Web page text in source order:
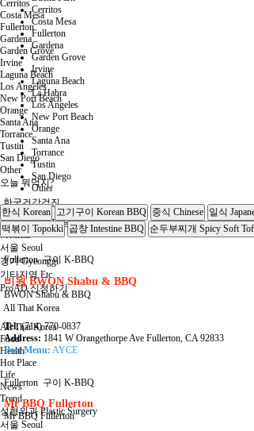
Cerritos
Costa Mesa
Fullerton
Gardena
Garden Grove
Irvine
Laguna Beach
Los Angeles
New Port Beach
Orange
Santa Ana
Torrance
Tustin
San Diego
Other
오늘 뭐먹지?
한국건강검진
한국 건강검진 종합센터 Korea
Medical
서울 Seoul
경기 Gyeonggi
기타지역 Etc
ProAD 신청하기
All That Korea
All That Korea
Food
Health
Hot Place
Life
News
Trend
성형외과 Plastic Surgery
서울 Seoul
Cerritos
Costa Mesa
Fullerton
Gardena
Garden Grove
Irvine
Laguna Beach
La Habra
Los Angeles
New Port Beach
Orange
Santa Ana
Torrance
Tustin
San Diego
Other
한식 Korean 고기구이 Korean BBQ 중식 Chinese 일식
떡볶이 Topokki 곱창 Intestine BBQ 순두부찌개 Spicy Soft
Fullerton 구이 K-BBQ
비원 BWON Shabu & BBQ
BWON Shabu & BBQ
Tel:(714) 770-0837
Address: 1841 W Orangethorpe Ave Fullerton, CA 92833
Best Menu: AYCE
Fullerton 구이 K-BBQ
Mr BBQ Fullerton
Mr BBQ Fullerton